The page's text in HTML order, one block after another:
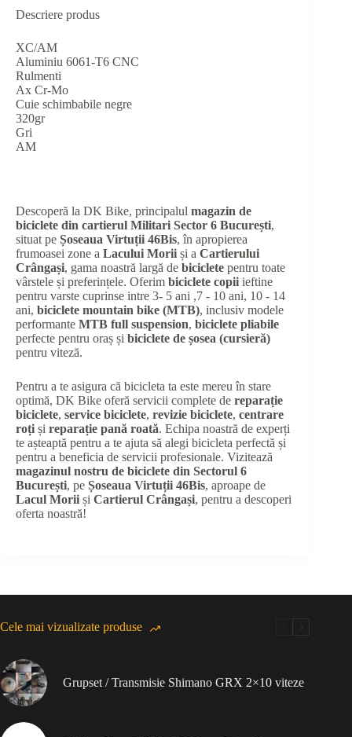
Descriere produs
XC/AM
Aluminiu 6061-T6 CNC
Rulmenti
Ax Cr-Mo
Cuie schimbabile negre
320gr
Gri
AM
Descoperă la DK Bike, principalul magazin de
biciclete din cartierul Militari Sector 6 București,
situat pe Șoseaua Virtuții 46Bis, în apropierea
frumoasei zone a Lacului Morii și a Cartierului
Crângași, gama noastră largă de biciclete pentru toate
vârstele și preferințele. Oferim biciclete copii ieftine
pentru varste cuprinse intre 3- 5 ani ,7 - 10 ani, 10 - 14
ani, biciclete mountain bike (MTB), inclusiv modele
performante MTB full suspension, biciclete pliabile
perfecte pentru oraș și biciclete de șosea (cursieră)
pentru viteză.
Pentru a te asigura că bicicleta ta este mereu în stare
optimă, DK Bike oferă servicii complete de reparație
biciclete, service biciclete, revizie biciclete, centrare
roți și reparație pană roată. Echipa noastră de experți
te așteaptă pentru a te ajuta să alegi bicicleta perfectă și
pentru a beneficia de servicii profesionale. Vizitează
magazinul nostru de biciclete din Sectorul 6
București, pe Șoseaua Virtuții 46Bis, aproape de
Lacul Morii și Cartierul Crângași, pentru a descoperi
oferta noastră!
Cele mai vizualizate produse
Grupset / Transmisie Shimano GRX 2×10 viteze